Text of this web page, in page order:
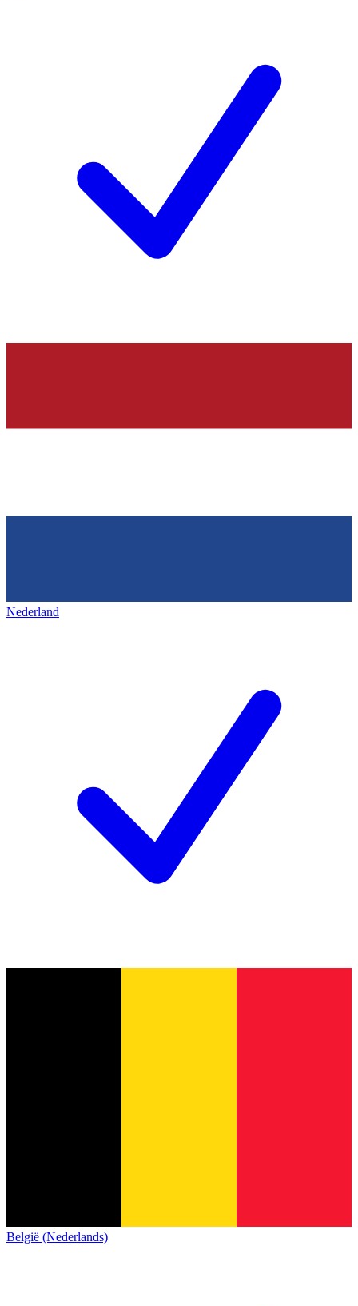
Nederland
België (Nederlands)